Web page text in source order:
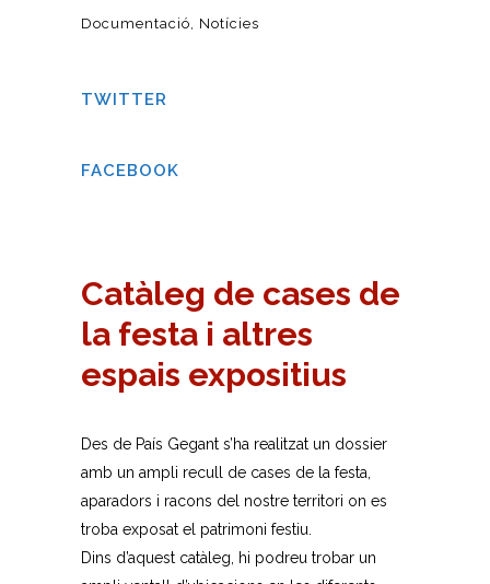
Documentació
Notícies
TWITTER
FACEBOOK
Catàleg de cases de
la festa i altres
espais expositius
Des de País Gegant s’ha realitzat un dossier
amb un ampli recull de cases de la festa,
aparadors i racons del nostre territori on es
troba exposat el patrimoni festiu.
Dins d’aquest catàleg, hi podreu trobar un